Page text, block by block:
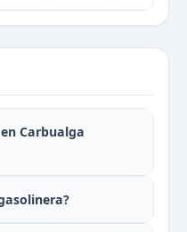
Carbualga